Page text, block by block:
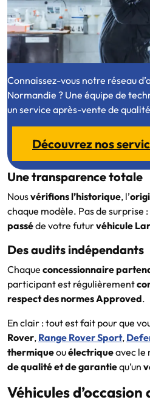
Connaissez-vous notre réseau
Normandie ? Une équipe de
un service après-vente de
Découvrez nos
Une transparence totale
Nousvérifions l’historique, l’
chaque modèle. Pas de surprise
passéde votre futurvéhicule
Des audits indépendants
Chaque concessionnaire
participant est régulièrement
respect des normes Approved.
En clair : tout est fait pour que
Rover, Range Rover Sport,
thermiqueouélectriqueavec le
de qualité et de garantiequ’un
Véhicules